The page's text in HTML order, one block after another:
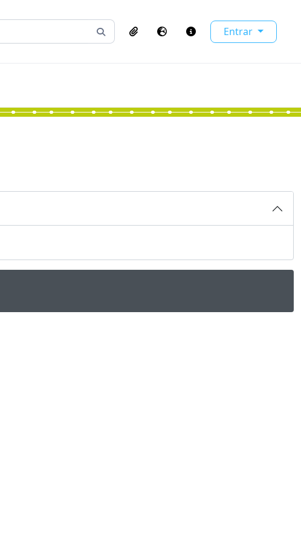
Busque na página de navegação
ClipboardIdioma Atalhos Entrar